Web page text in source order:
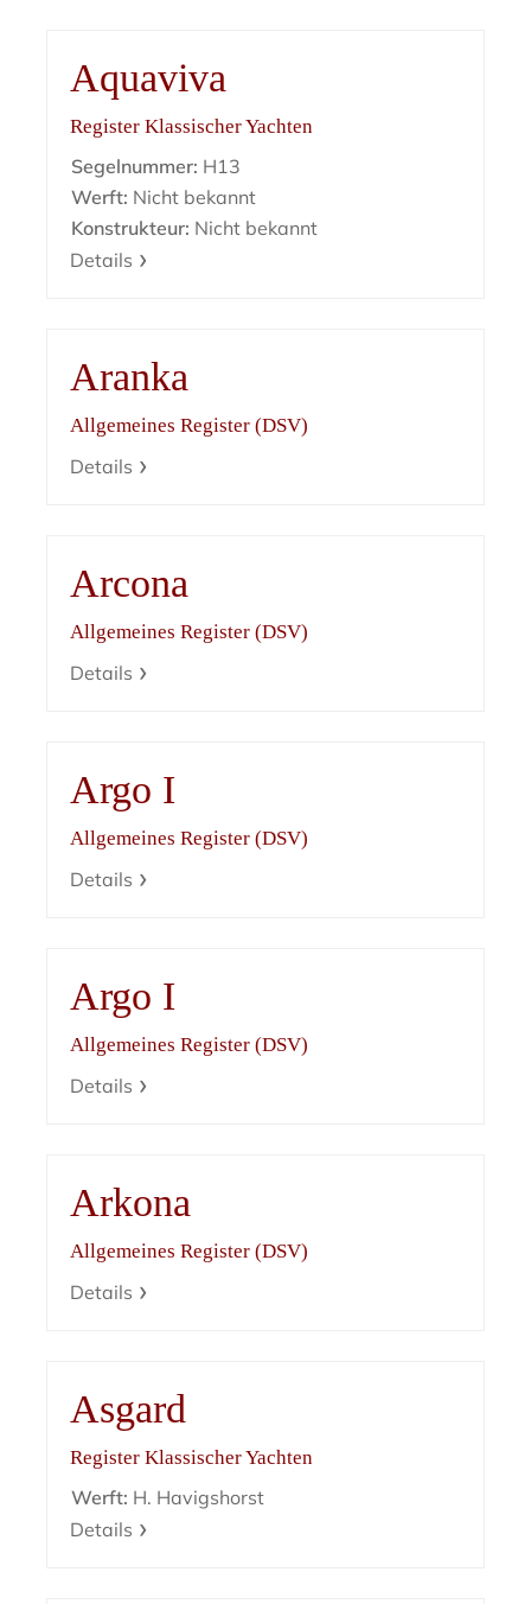
Aquaviva
Register Klassischer Yachten
Segelnummer: H13
Werft: Nicht bekannt
Konstrukteur: Nicht bekannt
Details
Aranka
Allgemeines Register (DSV)
Details
Arcona
Allgemeines Register (DSV)
Details
Argo I
Allgemeines Register (DSV)
Details
Argo I
Allgemeines Register (DSV)
Details
Arkona
Allgemeines Register (DSV)
Details
Asgard
Register Klassischer Yachten
Werft: H. Havigshorst
Details